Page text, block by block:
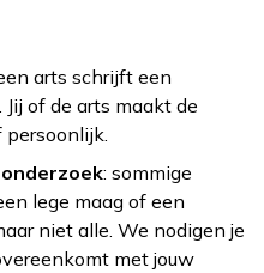
arts schrijft een
of de arts maakt de
: sommige
lege maag of een
niet alle. We nodigen je
met jouw